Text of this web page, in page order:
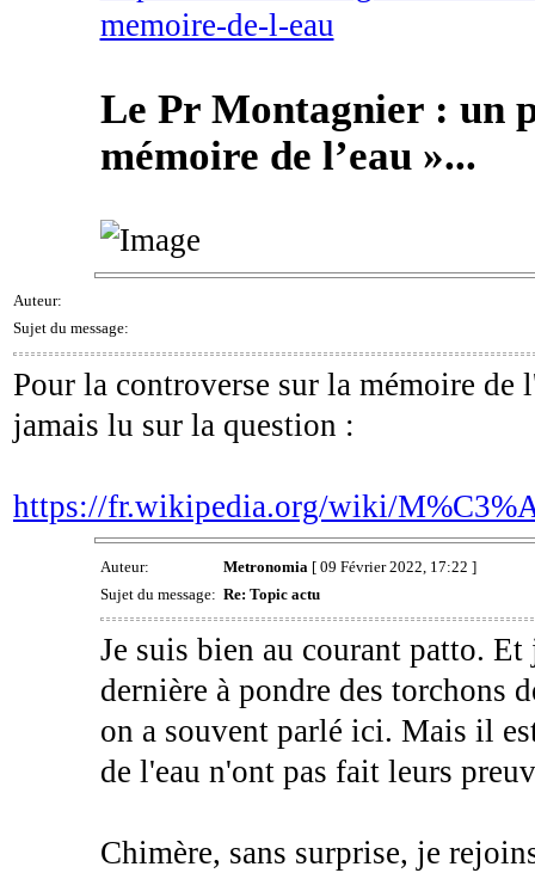
memoire-de-l-eau
Le Pr Montagnier : un
mémoire de l’eau »...
Auteur:
Sujet du message:
Pour la controverse sur la mémoire
jamais lu sur la question :
https://fr.wikipedia.org/wiki/
Auteur: Metronomia [ 09 Février 2022, 17:22 ]
Sujet du message: Re: Topic actu
Je suis bien au courant patto.
dernière à pondre des torchons
on a souvent parlé ici. Mais il
de l'eau n'ont pas fait leurs
Chimère, sans surprise, je